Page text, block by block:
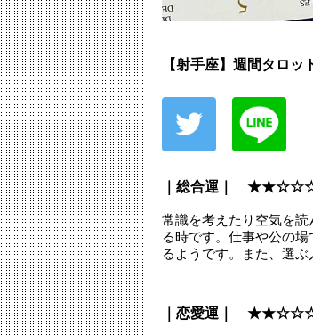
【射手座】週間タロ
｜総合運｜
常識を考えたり空気を
る時です。仕事や公の
るようです。また、選ぶ
｜恋愛運｜